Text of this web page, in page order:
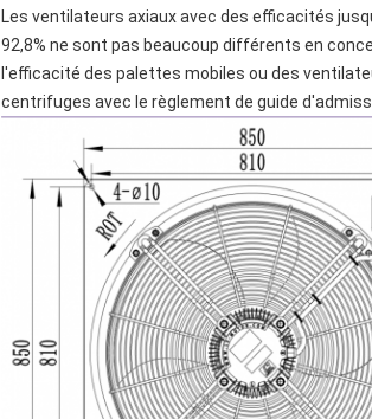
Les ventilateurs axiaux avec des efficacités
92,8% ne sont pas beaucoup différents en
l'efficacité des palettes mobiles ou des
centrifuges avec le règlement de guide